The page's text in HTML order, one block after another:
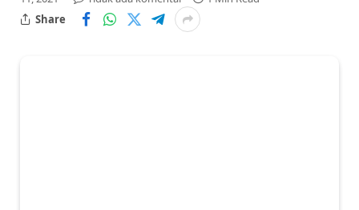
Share